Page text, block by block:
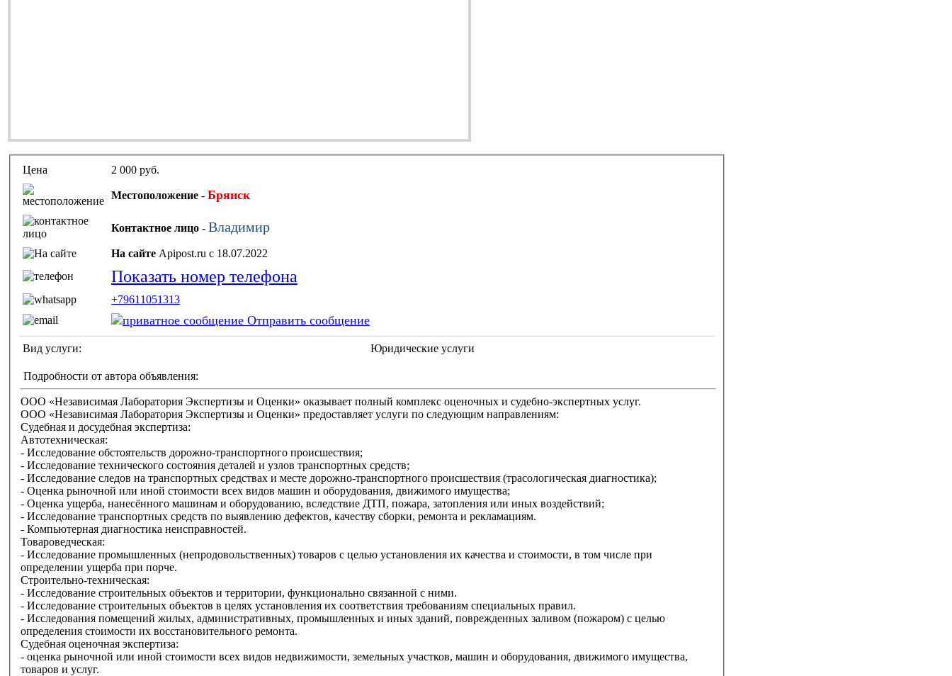
Цена 2 000 руб.
Местоположение - Брянск
Контактное лицо - Владимир
На сайте Apipost.ru с 18.07.2022
Показать номер телефона
+79611051313
Отправить сообщение
Вид услуги: Юридические услуги
Подробности от автора объявления:
ООО «Независимая Лаборатория Экспертизы и Оценки» оказывает полный комплекс оценочных и судебно-экспертных услуг.
ООО «Независимая Лаборатория Экспертизы и Оценки» предоставляет услуги по следующим направлениям:
Судебная и досудебная экспертиза:
Автотехническая:
- Исследование обстоятельств дорожно-транспортного происшествия;
- Исследование технического состояния деталей и узлов транспортных средств;
- Исследование следов на транспортных средствах и месте дорожно-транспортного происшествия (трасологическая диагностика);
- Оценка рыночной или иной стоимости всех видов машин и оборудования, движимого имущества;
- Оценка ущерба, нанесённого машинам и оборудованию, вследствие ДТП, пожара, затопления или иных воздействий;
- Исследование транспортных средств по выявлению дефектов, качеству сборки, ремонта и рекламациям.
- Компьютерная диагностика неисправностей.
Товароведческая:
- Исследование промышленных (непродовольственных) товаров с целью установления их качества и стоимости, в том числе при
определении ущерба при порче.
Строительно-техническая:
- Исследование строительных объектов и территории, функционально связанной с ними.
- Исследование строительных объектов в целях установления их соответствия требованиям специальных правил.
- Исследования помещений жилых, административных, промышленных и иных зданий, поврежденных заливом (пожаром) с целью
определения стоимости их восстановительного ремонта.
Судебная оценочная экспертиза:
- оценка рыночной или иной стоимости всех видов недвижимости, земельных участков, машин и оборудования, движимого имущества,
товаров и услуг.